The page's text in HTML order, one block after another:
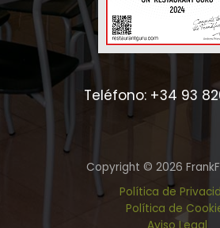
Teléfono: +34 93
Copyright © 2026
Política de
Política de